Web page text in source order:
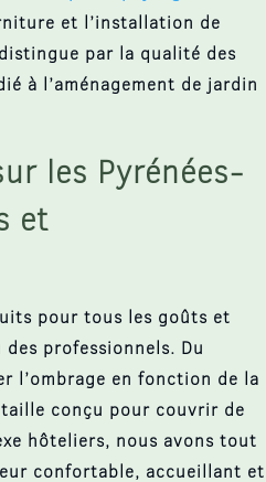
et l’installation de
par la qualité des
à l’aménagement de jardin
les Pyrénées-
et
pour tous les goûts et
professionnels. Du
l’ombrage en fonction de la
conçu pour couvrir de
hôteliers, nous avons tout
confortable, accueillant et